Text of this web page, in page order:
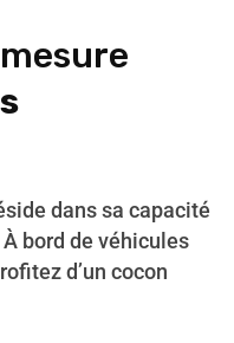
dans sa capacité
bord de véhicules
d’un cocon